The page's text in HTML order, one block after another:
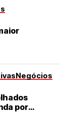
Negócios
por